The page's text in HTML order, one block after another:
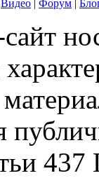
Видео | Форум |
437